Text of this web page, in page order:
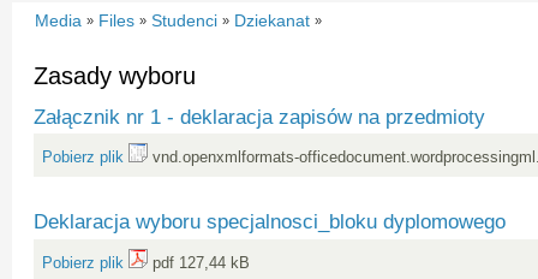
Media » Files » Studenci » Dziekanat »
Zasady wyboru
Załącznik nr 1 - deklaracja zapisów na przedmioty
Pobierz plik vnd.openxmlformats-
Deklaracja wyboru specjalnosci_bloku dyplomowego
Pobierz plik pdf 127,44 kB